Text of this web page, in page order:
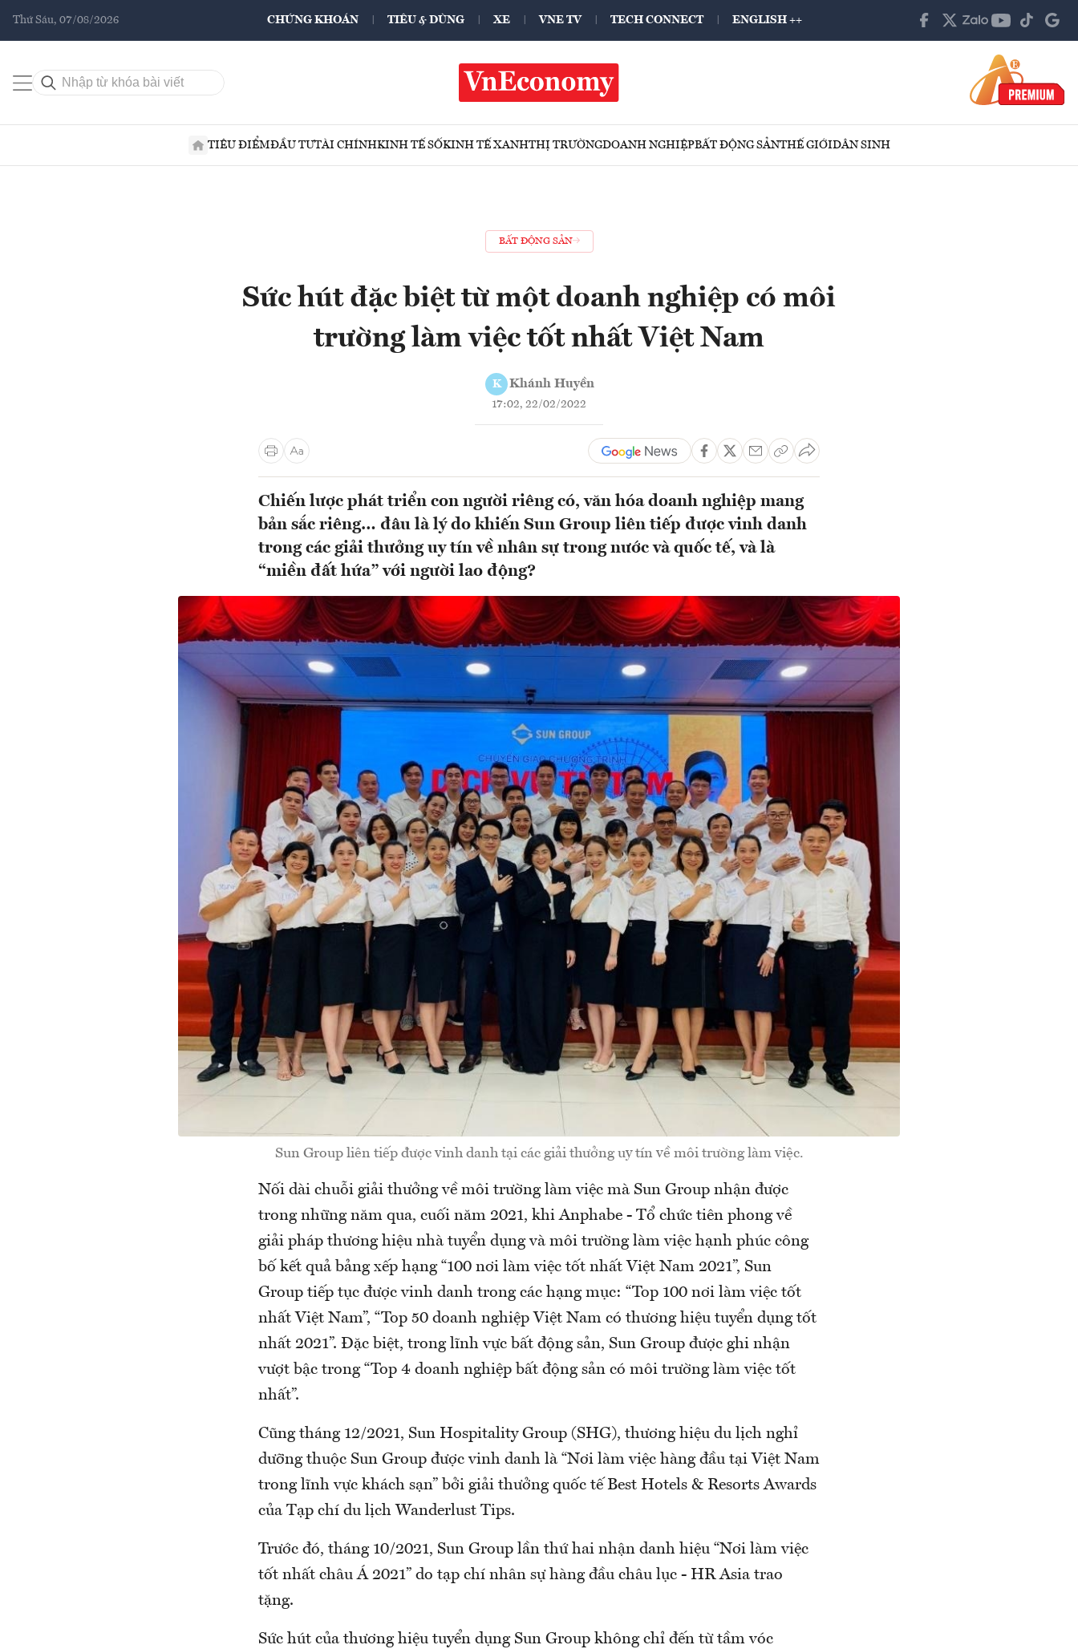
Thứ Sáu, 07/08/2026 CHỨNG KHOÁN TIÊU & DÙNG XE VNE TV TECH CONNECT ENGLISH ++
TIÊU ĐIỂMĐẦU TƯTÀI CHÍNHKINH TẾ SỐKINH TẾ XANHTHỊ TRƯỜNGDOANH NGHIỆPBẤT ĐỘNG SẢNTHẾ GIỚIDÂN SINH
BẤT ĐỘNG SẢN
Sức hút đặc biệt từ một doanh nghiệp có môi
trường làm việc tốt nhất Việt Nam
K Khánh Huyền
17:02, 22/02/2022
Chiến lược phát triển con người riêng có, văn hóa doanh nghiệp mang
bản sắc riêng… đâu là lý do khiến Sun Group liên tiếp được vinh danh
trong các giải thưởng uy tín về nhân sự trong nước và quốc tế, và là
“miền đất hứa” với người lao động?
Sun Group liên tiếp được vinh danh tại các giải thưởng uy tín về môi trường làm việc.
Nối dài chuỗi giải thưởng về môi trường làm việc mà Sun Group nhận được
trong những năm qua, cuối năm 2021, khi Anphabe - Tổ chức tiên phong về
giải pháp thương hiệu nhà tuyển dụng và môi trường làm việc hạnh phúc công
bố kết quả bảng xếp hạng “100 nơi làm việc tốt nhất Việt Nam 2021”, Sun
Group tiếp tục được vinh danh trong các hạng mục: “Top 100 nơi làm việc tốt
nhất Việt Nam”, “Top 50 doanh nghiệp Việt Nam có thương hiệu tuyển dụng tốt
nhất 2021”. Đặc biệt, trong lĩnh vực bất động sản, Sun Group được ghi nhận
vượt bậc trong “Top 4 doanh nghiệp bất động sản có môi trường làm việc tốt
nhất”.
Cũng tháng 12/2021, Sun Hospitality Group (SHG), thương hiệu du lịch nghỉ
dưỡng thuộc Sun Group được vinh danh là “Nơi làm việc hàng đầu tại Việt Nam
trong lĩnh vực khách sạn” bởi giải thưởng quốc tế Best Hotels & Resorts Awards
của Tạp chí du lịch Wanderlust Tips.
Trước đó, tháng 10/2021, Sun Group lần thứ hai nhận danh hiệu “Nơi làm việc
tốt nhất châu Á 2021” do tạp chí nhân sự hàng đầu châu lục - HR Asia trao
tặng.
Sức hút của thương hiệu tuyển dụng Sun Group không chỉ đến từ tầm vóc